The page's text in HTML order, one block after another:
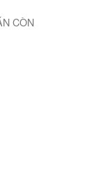
CÒN